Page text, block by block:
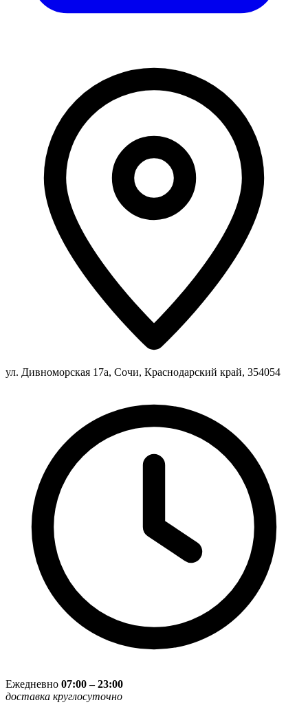
ул. Дивноморская 17а, Сочи, Краснодарский край, 354054
Ежедневно 07:00 – 23:00
доставка круглосуточно